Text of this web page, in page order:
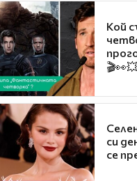
Кой
🎬👀💥
си
се